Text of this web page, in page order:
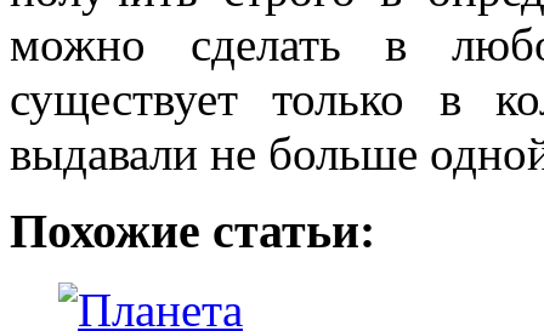
можно сделать в
существует только в
выдавали не больше
Похожие статьи: